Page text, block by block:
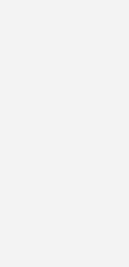
Gewerke im Bauwesen beurteilen.
eine Überschneidung der Aufgaben
Hälfte bewertete diese
Brennstoffzelle und das Mini-BHKW
Schatten stellen könnte: Die
Mini-Dampftriebwerk, das ohne
und Stromabgabe erfolgt
bzw. von 0,5 bis 6 kWel. Ende
zu einem Endkundenpreis von
entfacht. Jetzt